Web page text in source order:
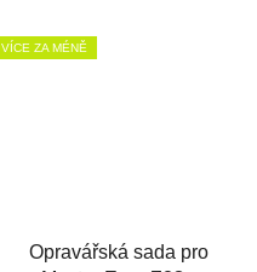
VÍCE ZA MÉNĚ
Opravářská sada pro